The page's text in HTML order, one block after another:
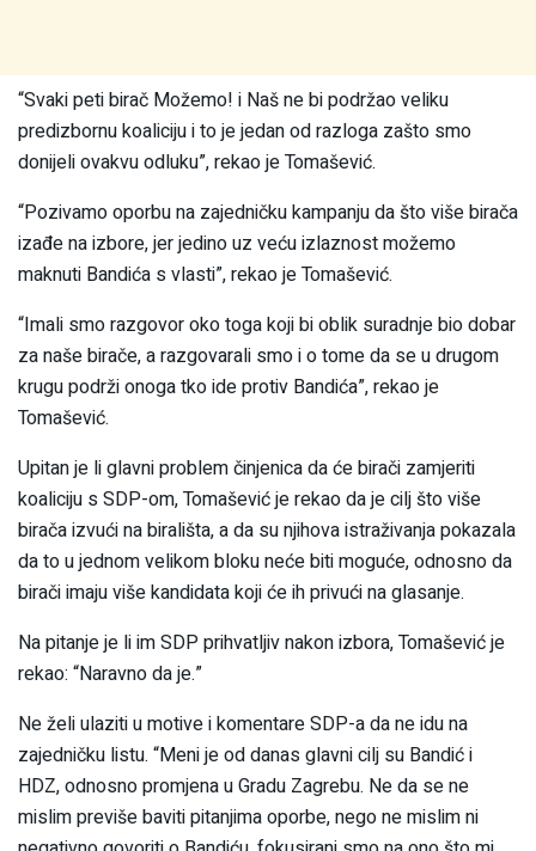
“Svaki peti birač Možemo! i Naš ne bi podržao veliku
predizbornu koaliciju i to je jedan od razloga zašto smo
donijeli ovakvu odluku”, rekao je Tomašević.
“Pozivamo oporbu na zajedničku kampanju da što više birača
izađe na izbore, jer jedino uz veću izlaznost možemo
maknuti Bandića s vlasti”, rekao je Tomašević.
“Imali smo razgovor oko toga koji bi oblik suradnje bio dobar
za naše birače, a razgovarali smo i o tome da se u drugom
krugu podrži onoga tko ide protiv Bandića”, rekao je
Tomašević.
Upitan je li glavni problem činjenica da će birači zamjeriti
koaliciju s SDP-om, Tomašević je rekao da je cilj što više
birača izvući na birališta, a da su njihova istraživanja pokazala
da to u jednom velikom bloku neće biti moguće, odnosno da
birači imaju više kandidata koji će ih privući na glasanje.
Na pitanje je li im SDP prihvatljiv nakon izbora, Tomašević je
rekao: “Naravno da je.”
Ne želi ulaziti u motive i komentare SDP-a da ne idu na
zajedničku listu. “Meni je od danas glavni cilj su Bandić i
HDZ, odnosno promjena u Gradu Zagrebu. Ne da se ne
mislim previše baviti pitanjima oporbe, nego ne mislim ni